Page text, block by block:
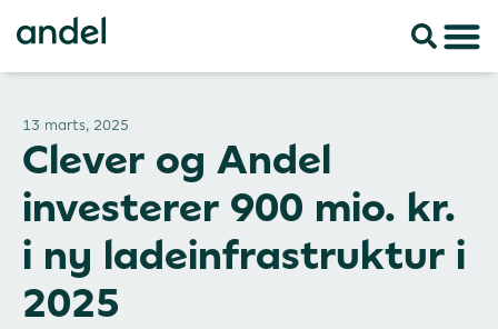
13 marts, 2025
Clever og Andel
investerer 900 mio. kr.
i ny ladeinfrastruktur i
2025